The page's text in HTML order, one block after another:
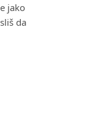
jako
da